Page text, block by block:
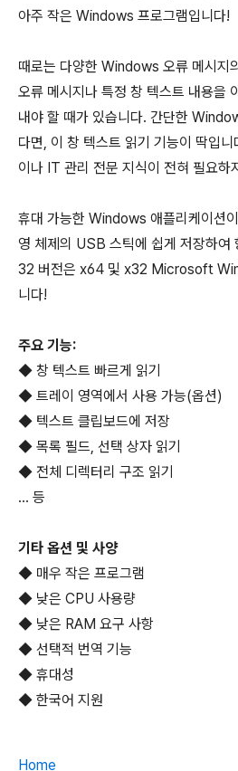
아주 작은 Windows 프로그램입니다!
때로는 다양한 Windows 오류 메시지
오류 메시지나 특정 창 텍스트 내용을
내야 할 때가 있습니다. 간단한
다면, 이 창 텍스트 읽기 기능이 딱입
이나 IT 관리 전문 지식이 전혀 필요하
휴대 가능한 Windows 애플리케이션
영 체제의 USB 스틱에 쉽게 저장하여
32 버전은 x64 및 x32 Microsoft
니다!
주요 기능:
◆ 창 텍스트 빠르게 읽기
◆ 트레이 영역에서 사용 가능(옵션)
◆ 텍스트 클립보드에 저장
◆ 목록 필드, 선택 상자 읽기
◆ 전체 디렉터리 구조 읽기
... 등
기타 옵션 및 사양
◆ 매우 작은 프로그램
◆ 낮은 CPU 사용량
◆ 낮은 RAM 요구 사항
◆ 선택적 번역 기능
◆ 휴대성
◆ 한국어 지원
Home